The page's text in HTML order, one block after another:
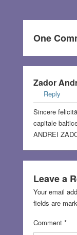
One
Zador
Reply
Sincere
capitale
ANDREI
Leave a
Your email
fields are
Comment *